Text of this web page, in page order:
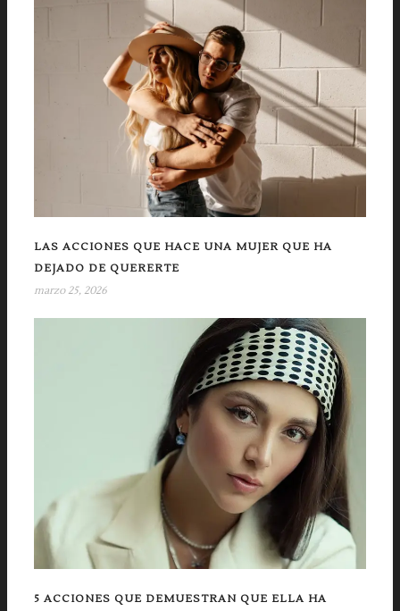
LAS ACCIONES QUE HACE UNA MUJER QUE HA
DEJADO DE QUERERTE
marzo 25, 2026
5 ACCIONES QUE DEMUESTRAN QUE ELLA HA